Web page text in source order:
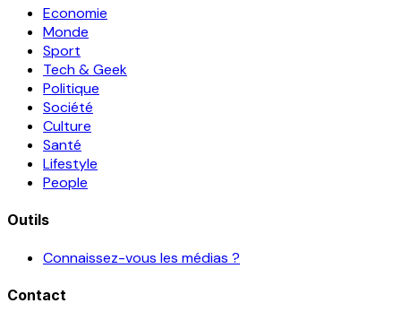
Economie
Monde
Sport
Tech & Geek
Politique
Société
Culture
Santé
Lifestyle
People
Outils
Connaissez-vous les médias ?
Contact